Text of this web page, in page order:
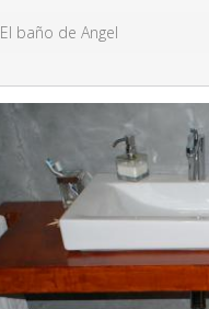
El baño de Angel